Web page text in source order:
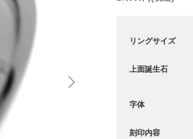
リングサイズ
上面誕生石
字体
刻印内容